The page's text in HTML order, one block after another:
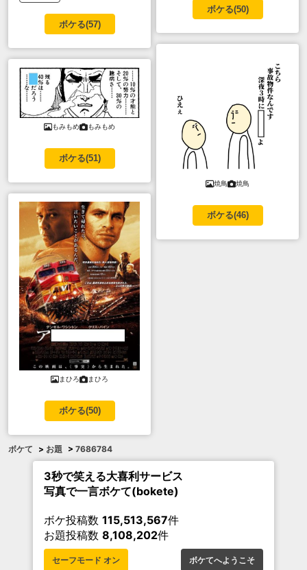
ボケる(57)
もみもめ もみもめ
ボケる(51)
まひろ まひろ
ボケる(50)
ボケる(50)
焼鳥 焼鳥
ボケる(46)
ボケて > お題 > 7686784
3秒で笑える大喜利サービス
写真で一言ボケて(bokete)
ボケ投稿数 115,513,567件
お題投稿数 8,108,202件
セーフモード オン ボケてへようこそ